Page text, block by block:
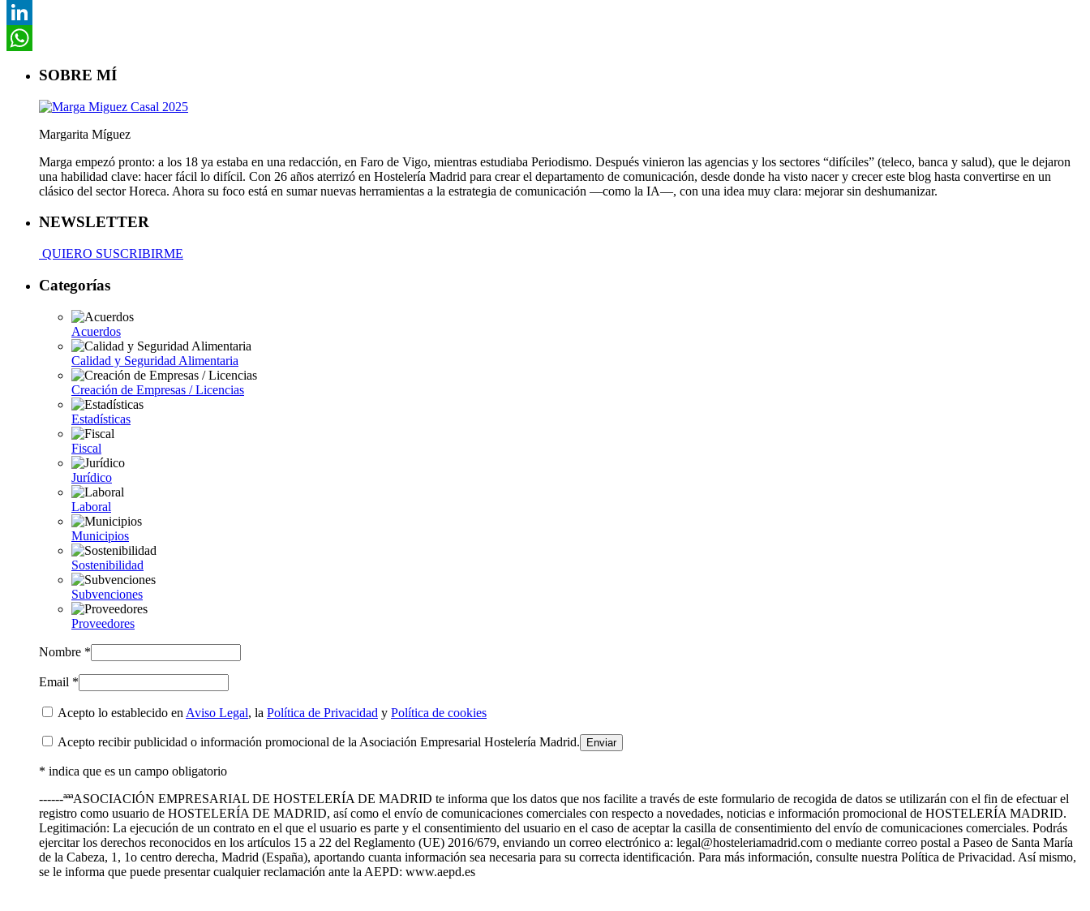
Pinterest
LinkedIn
SOBRE MÍ
Margarita Míguez
Marga empezó pronto: a los 18 ya estaba en una redacción, en Faro de Vigo, mientras estudiaba Periodismo. Después vinieron las agencias y los sectores “difíciles” (teleco, banca y salud), que le dejaron
una habilidad clave: hacer fácil lo difícil. Con 26 años aterrizó en Hostelería Madrid para crear el departamento de comunicación, desde donde ha visto nacer y crecer este blog hasta convertirse en un
clásico del sector Horeca. Ahora su foco está en sumar nuevas herramientas a la estrategia de comunicación —como la IA—, con una idea muy clara: mejorar sin deshumanizar.
NEWSLETTER
QUIERO SUSCRIBIRME
Categorías
Acuerdos
Calidad y Seguridad Alimentaria
Creación de Empresas / Licencias
Estadísticas
Fiscal
Jurídico
Laboral
Municipios
Sostenibilidad
Subvenciones
Proveedores
Nombre *
Email *
Acepto lo establecido en Aviso Legal, la Política de Privacidad y Política de cookies
Acepto recibir publicidad o información promocional de la Asociación Empresarial Hostelería Madrid.
* indica que es un campo obligatorio
------ªªªASOCIACIÓN EMPRESARIAL DE HOSTELERÍA DE MADRID te informa que los datos que nos facilite a través de este formulario de recogida de datos se utilizarán con el fin de efectuar el
registro como usuario de HOSTELERÍA DE MADRID, así como el envío de comunicaciones comerciales con respecto a novedades, noticias e información promocional de HOSTELERÍA MADRID.
Legitimación: La ejecución de un contrato en el que el usuario es parte y el consentimiento del usuario en el caso de aceptar la casilla de consentimiento del envío de comunicaciones comerciales. Podrás
ejercitar los derechos reconocidos en los artículos 15 a 22 del Reglamento (UE) 2016/679, enviando un correo electrónico a: legal@hosteleriamadrid.com o mediante correo postal a Paseo de Santa María
de la Cabeza, 1, 1o centro derecha, Madrid (España), aportando cuanta información sea necesaria para su correcta identificación. Para más información, consulte nuestra Política de Privacidad. Así mismo,
se le informa que puede presentar cualquier reclamación ante la AEPD: www.aepd.es